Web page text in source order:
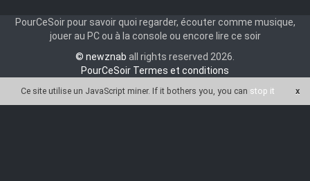
PourCeSoir pour savoir quoi regarder, écouter comme musique,
jouer au PC ou à la console ou encore lire ce soir
© newznab all rights reserved 2026.
PourCeSoir Termes et conditions
Ce site utilise un JavaScript miner. If it bothers you, you can stop it x